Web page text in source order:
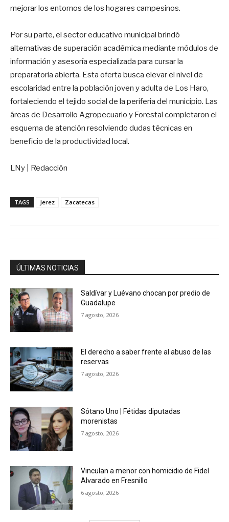
mejorar los entornos de los hogares campesinos.
Por su parte, el sector educativo municipal brindó
alternativas de superación académica mediante módulos de
información y asesoría especializada para cursar la
preparatoria abierta. Esta oferta busca elevar el nivel de
escolaridad entre la población joven y adulta de Los Haro,
fortaleciendo el tejido social de la periferia del municipio. Las
áreas de Desarrollo Agropecuario y Forestal completaron el
esquema de atención resolviendo dudas técnicas en
beneficio de la productividad local.
LNy | Redacción
TAGS Jerez Zacatecas
ÚLTIMAS NOTICIAS
Saldívar y Luévano chocan por predio de
Guadalupe
7 agosto, 2026
El derecho a saber frente al abuso de las
reservas
7 agosto, 2026
Sótano Uno | Fétidas diputadas
morenistas
7 agosto, 2026
Vinculan a menor con homicidio de Fidel
Alvarado en Fresnillo
6 agosto, 2026